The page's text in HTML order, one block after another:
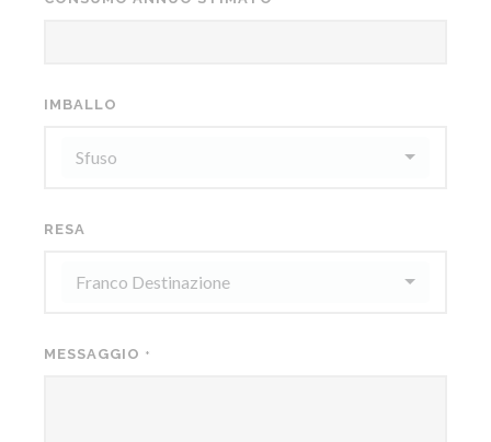
IMBALLO
Sfuso
RESA
Franco Destinazione
MESSAGGIO *